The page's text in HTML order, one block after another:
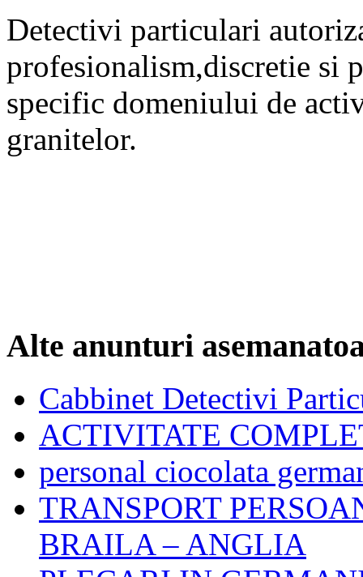
Detectivi particulari
profesionalism,discretie si
specific domeniului de
granitelor.
Alte anunturi
Cabbinet Detectivi
ACTIVITATE
personal ciocolata
TRANSPORT
BRAILA – ANGLIA